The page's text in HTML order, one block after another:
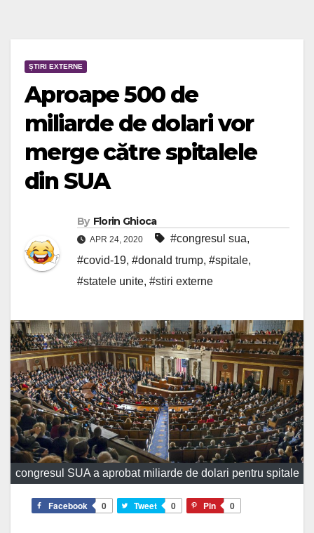
ȘTIRI EXTERNE
Aproape 500 de
miliarde de dolari vor
merge către spitalele
din SUA
By Florin Ghioca
APR 24, 2020 #congresul sua,
#covid-19, #donald trump, #spitale,
#statele unite, #stiri externe
congresul SUA a aprobat miliarde de dolari pentru spitale
Facebook 0 Tweet 0 Pin 0